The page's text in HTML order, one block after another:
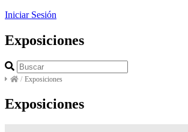
Iniciar Sesión
Exposiciones
/ Exposiciones
Exposiciones